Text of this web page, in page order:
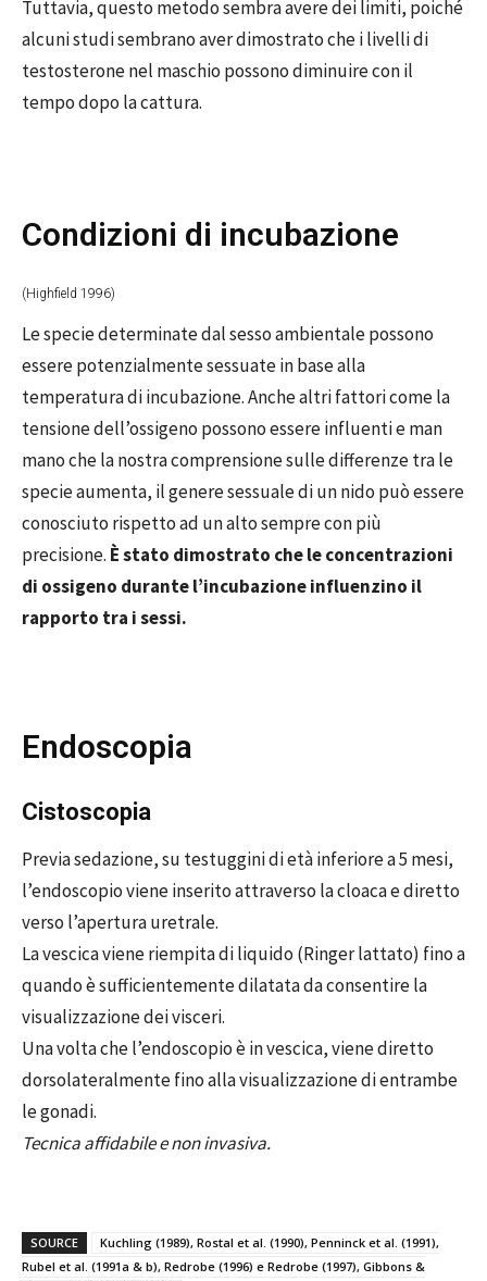
Tuttavia, questo metodo sembra avere dei limiti, poiché
alcuni studi sembrano aver dimostrato che i livelli di
testosterone nel maschio possono diminuire con il
tempo dopo la cattura.
Condizioni di incubazione
(Highfield 1996)
Le specie determinate dal sesso ambientale possono
essere potenzialmente sessuate in base alla
temperatura di incubazione. Anche altri fattori come la
tensione dell’ossigeno possono essere influenti e man
mano che la nostra comprensione sulle differenze tra le
specie aumenta, il genere sessuale di un nido può essere
conosciuto rispetto ad un alto sempre con più
precisione. È stato dimostrato che le concentrazioni
di ossigeno durante l’incubazione influenzino il
rapporto tra i sessi.
Endoscopia
Cistoscopia
Previa sedazione, su testuggini di età inferiore a 5 mesi,
l’endoscopio viene inserito attraverso la cloaca e diretto
verso l’apertura uretrale.
La vescica viene riempita di liquido (Ringer lattato) fino a
quando è sufficientemente dilatata da consentire la
visualizzazione dei visceri.
Una volta che l’endoscopio è in vescica, viene diretto
dorsolateralmente fino alla visualizzazione di entrambe
le gonadi.
Tecnica affidabile e non invasiva.
SOURCE
Kuchling (1989), Rostal et al. (1990), Penninck et al. (1991),
Rubel et al. (1991a & b), Redrobe (1996) e Redrobe (1997), Gibbons &